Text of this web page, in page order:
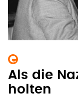
Als die
holten